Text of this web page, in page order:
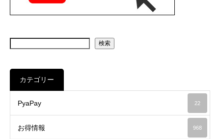
検索
カテゴリー
PyaPay 22
お得情報 968